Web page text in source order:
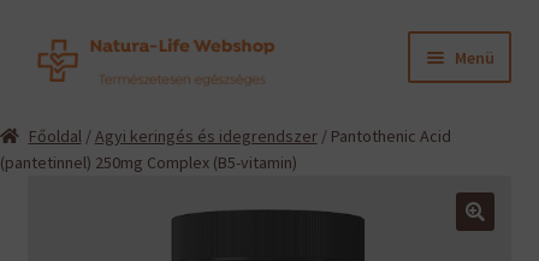
Ugrás
Kilépés
Menü
child
menu
Főoldal/Agyi keringés és idegrendszer/ Pantothenic Acid
(pantetinnel) 250mg Complex (B5-vitamin)